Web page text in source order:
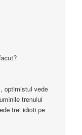
optimistul vede
trenului
trei idioti pe